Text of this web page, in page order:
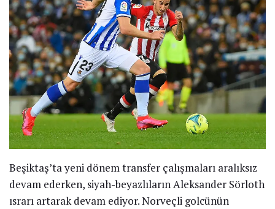
Beşiktaş’ta yeni dönem transfer çalışmaları aralıksız
devam ederken, siyah-beyazlıların Aleksander Sörloth
ısrarı artarak devam ediyor. Norveçli golcünün